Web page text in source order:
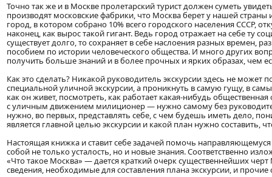
Точно так же и в Москве пролетарский турист должен суметь
производят московские фабрики, что Москва берет у нашей страны
город, в котором собрано 10% всего городского населения СССР,
наконец, как вырос такой гигант. Ведь город отражает на себе ту
существует долго, то сохраняет в себе наслоения разных времен,
пособием по истории человеческого общества. И много других
получить больше знаний и в более прочных и ярких образах, чем
Как это сделать? Никакой руководитель экскурсии здесь не
специальной уличной экскурсии, а проникнуть в самую гущу, в
как он живет, посмотреть, как работает какая-нибудь
с уличным движением милиционер — нужно самому без
нужно, во первых, представлять себе, с чем будешь иметь дело,
является главной целью экскурсии и какой план нужно составить,
Настоящая книжка и ставит себе задачей помочь
собой не только усталость, но и новые знания. Соответственно
«Что такое Москва» — дается краткий очерк существеннейших
сведения, необходимые для составления плана экскурсии, и